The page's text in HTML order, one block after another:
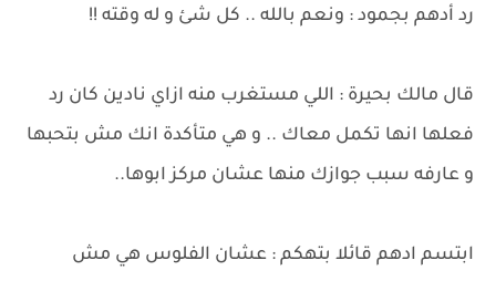
رد أدهم بجمود : ونعم بالله .. كل شئ و له وقته !!
قال مالك بحيرة : اللي مستغرب منه ازاي نادين كان رد
فعلها انها تكمل معاك .. و هي متأكدة انك مش بتحبها
و عارفه سبب جوازك منها عشان مركز ابوها..
ابتسم ادهم قائلا بتهكم : عشان الفلوس هي مش